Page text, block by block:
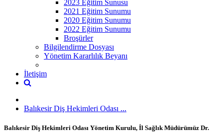
2023 Eğitim Sunusu
2021 Eğitim Sunumu
2020 Eğitim Sunumu
2022 Eğitim Sunumu
Broşürler
Bilgilendirme Dosyası
Yönetim Kararlılık Beyanı
İletişim
Balıkesir Diş Hekimleri Odası ...
Balıkesir Diş Hekimleri Odası Yönetim Kurulu, İl Sağlık Müdürümüz Dr.